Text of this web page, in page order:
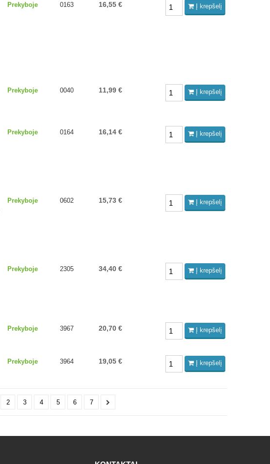
Prekyboje 0163 16,55 € Į krepšelį
Prekyboje 0040 11,99 € Į krepšelį
Prekyboje 0164 16,14 € Į krepšelį
Prekyboje 0602 15,73 € Į krepšelį
Prekyboje 2305 34,40 € Į krepšelį
Prekyboje 3967 20,70 € Į krepšelį
Prekyboje 3964 19,05 € Į krepšelį
2 3 4 5 6 7